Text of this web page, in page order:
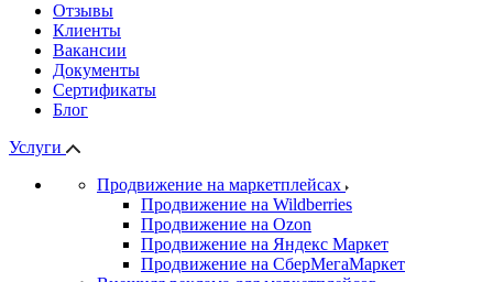
Отзывы
Клиенты
Вакансии
Документы
Сертификаты
Блог
Услуги
Продвижение на маркетплейсах
Продвижение на Wildberries
Продвижение на Ozon
Продвижение на Яндекс Маркет
Продвижение на СберМегаМаркет